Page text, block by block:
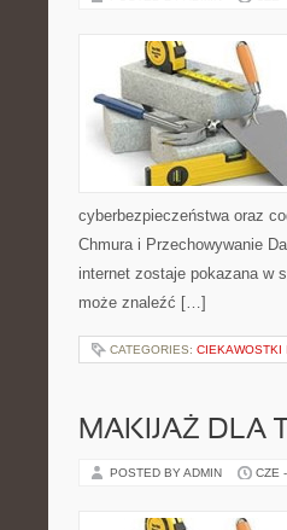
cyberbezpieczeństwa oraz
Chmura i Przechowywanie
internet zostaje pokazana w
może znaleźć […]
CATEGORIES: CIEKAWOSTKI
MAKIJAŻ DLA
POSTED BY ADMIN CZE